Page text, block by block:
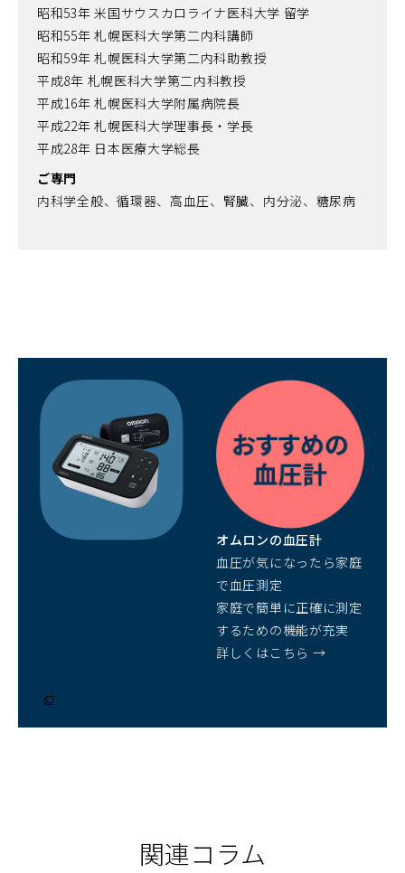
昭和53年 米国サウスカロライナ医科大学 留学
昭和55年 札幌医科大学第二内科講師
昭和59年 札幌医科大学第二内科助教授
平成8年 札幌医科大学第二内科教授
平成16年 札幌医科大学附属病院長
平成22年 札幌医科大学理事長・学長
平成28年 日本医療大学総長
ご専門
内科学全般、循環器、高血圧、腎臓、内分泌、糖尿病
オムロンの血圧計
血圧が気になったら家庭
で血圧測定
家庭で簡単に正確に測定
するための機能が充実
詳しくはこちら →
関連コラム